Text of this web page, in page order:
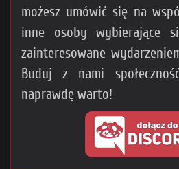
możesz umówić się na
inne osoby wybierające
zainteresowane
Buduj z nami
naprawdę warto!